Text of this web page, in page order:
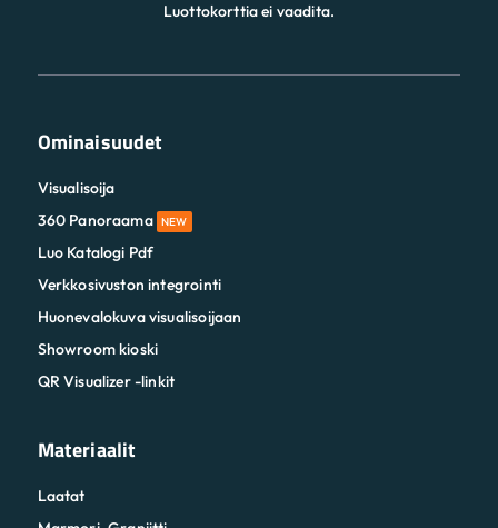
Luottokorttia ei vaadita.
Ominaisuudet
Visualisoija
360 Panoraama NEW
Luo Katalogi Pdf
Verkkosivuston integrointi
Huonevalokuva visualisoijaan
Showroom kioski
QR Visualizer -linkit
Materiaalit
Laatat